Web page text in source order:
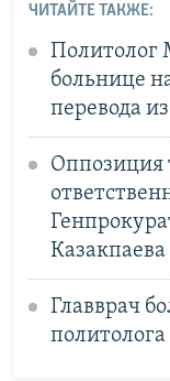
ЧИТАЙТЕ ТАКЖЕ:
Политолог
больнице
перевода
Оппозиция
Казакпаева
Главврач